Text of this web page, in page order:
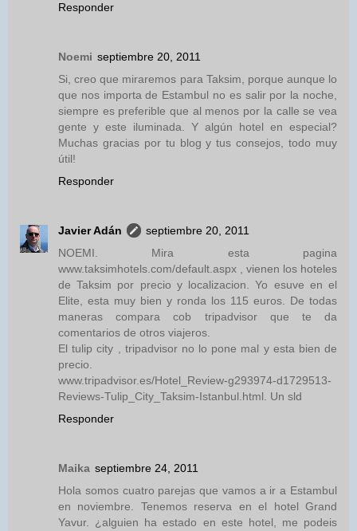
Responder
Noemi septiembre 20, 2011
Si, creo que miraremos para Taksim, porque aunque lo
que nos importa de Estambul no es salir por la noche,
siempre es preferible que al menos por la calle se vea
gente y este iluminada. Y algún hotel en especial?
Muchas gracias por tu blog y tus consejos, todo muy
útil!
Responder
Javier Adán
septiembre 20, 2011
NOEMI. Mira esta pagina
www.taksimhotels.com/default.aspx , vienen los hoteles
de Taksim por precio y localizacion. Yo esuve en el
Elite, esta muy bien y ronda los 115 euros. De todas
maneras compara cob tripadvisor que te da
comentarios de otros viajeros.
El tulip city , tripadvisor no lo pone mal y esta bien de
precio.
www.tripadvisor.es/Hotel_Review-g293974-d1729513-
Reviews-Tulip_City_Taksim-Istanbul.html. Un sld
Responder
Maika septiembre 24, 2011
Hola somos cuatro parejas que vamos a ir a Estambul
en noviembre. Tenemos reserva en el hotel Grand
Yavur. ¿alguien ha estado en este hotel, me podeis